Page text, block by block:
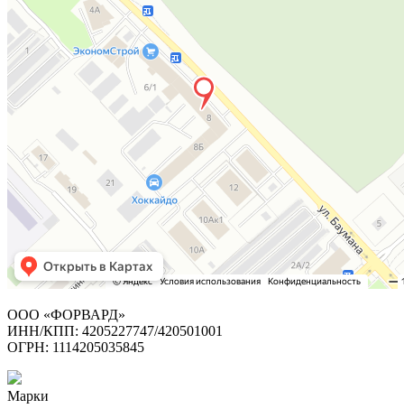
ООО «ФОРВАРД»
ИНН/КПП: 4205227747/420501001
ОГРН: 1114205035845
Марки